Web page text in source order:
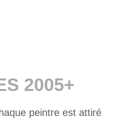
2005+
peintre est attiré